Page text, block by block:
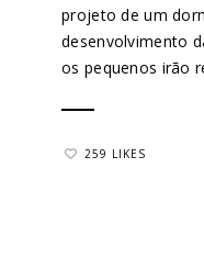
projeto de um
desenvolvimento
os pequenos irão
259 LIKES